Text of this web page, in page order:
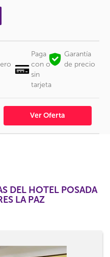
Paga
con o
sin
tarjeta
Garantía
de precio
Ver Oferta
DEL HOTEL POSADA
LA PAZ